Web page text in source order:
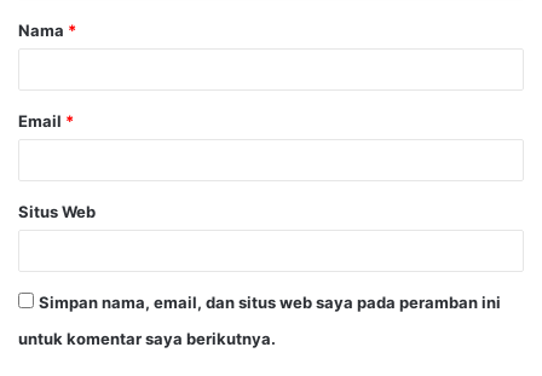
Nama *
Email *
Situs Web
Simpan nama, email, dan situs web saya pada peramban ini
untuk komentar saya berikutnya.